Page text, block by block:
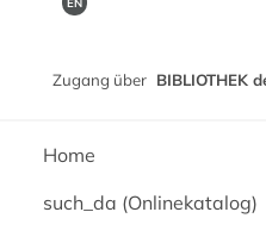
Zugang über BIBLIOTHEK
Home
such_da (Onlinekatalog)